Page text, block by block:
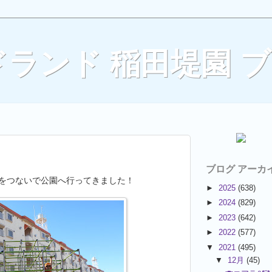
ンド 稲田堤園
つないで公園へ行ってきました！
ブログ アーカ
► 2025 (638)
► 2024 (829)
► 2023 (642)
► 2022 (577)
▼ 2021 (495)
▼ 12月(45)